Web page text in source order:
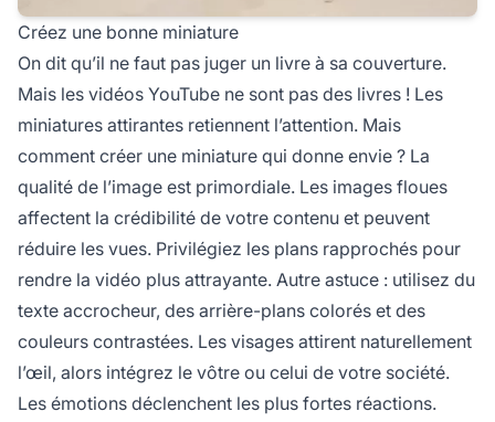
Créez une bonne miniature
On dit qu’il ne faut pas juger un livre à sa couverture.
Mais les vidéos YouTube ne sont pas des livres ! Les
miniatures attirantes retiennent l’attention. Mais
comment créer une miniature qui donne envie ? La
qualité de l’image est primordiale. Les images floues
affectent la crédibilité de votre contenu et peuvent
réduire les vues. Privilégiez les plans rapprochés pour
rendre la vidéo plus attrayante. Autre astuce : utilisez du
texte accrocheur, des arrière-plans colorés et des
couleurs contrastées. Les visages attirent naturellement
l’œil, alors intégrez le vôtre ou celui de votre société.
Les émotions déclenchent les plus fortes réactions.